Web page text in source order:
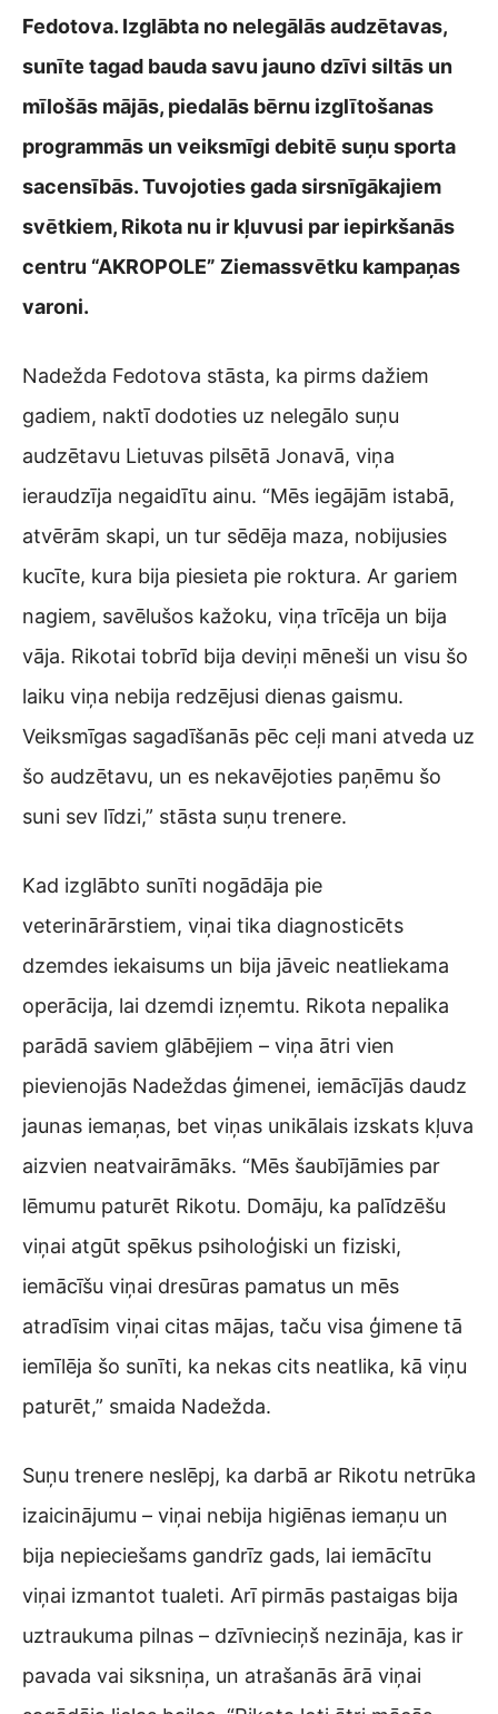
Fedotova. Izglābta no nelegālās audzētavas,
sunīte tagad bauda savu jauno dzīvi siltās un
mīlošās mājās, piedalās bērnu izglītošanas
programmās un veiksmīgi debitē suņu sporta
sacensībās. Tuvojoties gada sirsnīgākajiem
svētkiem, Rikota nu ir kļuvusi par iepirkšanās
centru “AKROPOLE” Ziemassvētku kampaņas
varoni.
Nadežda Fedotova stāsta, ka pirms dažiem
gadiem, naktī dodoties uz nelegālo suņu
audzētavu Lietuvas pilsētā Jonavā, viņa
ieraudzīja negaidītu ainu. “Mēs iegājām istabā,
atvērām skapi, un tur sēdēja maza, nobijusies
kucīte, kura bija piesieta pie roktura. Ar gariem
nagiem, savēlušos kažoku, viņa trīcēja un bija
vāja. Rikotai tobrīd bija deviņi mēneši un visu šo
laiku viņa nebija redzējusi dienas gaismu.
Veiksmīgas sagadīšanās pēc ceļi mani atveda uz
šo audzētavu, un es nekavējoties paņēmu šo
suni sev līdzi,” stāsta suņu trenere.
Kad izglābto sunīti nogādāja pie
veterinārārstiem, viņai tika diagnosticēts
dzemdes iekaisums un bija jāveic neatliekama
operācija, lai dzemdi izņemtu. Rikota nepalika
parādā saviem glābējiem – viņa ātri vien
pievienojās Nadeždas ģimenei, iemācījās daudz
jaunas iemaņas, bet viņas unikālais izskats kļuva
aizvien neatvairāmāks. “Mēs šaubījāmies par
lēmumu paturēt Rikotu. Domāju, ka palīdzēšu
viņai atgūt spēkus psiholoģiski un fiziski,
iemācīšu viņai dresūras pamatus un mēs
atradīsim viņai citas mājas, taču visa ģimene tā
iemīlēja šo sunīti, ka nekas cits neatlika, kā viņu
paturēt,” smaida Nadežda.
Suņu trenere neslēpj, ka darbā ar Rikotu netrūka
izaicinājumu – viņai nebija higiēnas iemaņu un
bija nepieciešams gandrīz gads, lai iemācītu
viņai izmantot tualeti. Arī pirmās pastaigas bija
uztraukuma pilnas – dzīvnieciņš nezināja, kas ir
pavada vai siksniņa, un atrašanās ārā viņai